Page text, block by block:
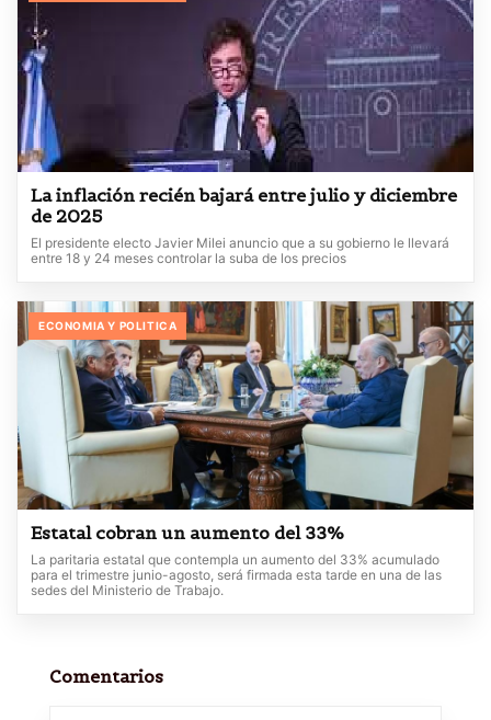
La inflación recién bajará entre julio y diciembre
de 2025
El presidente electo Javier Milei anuncio que a su gobierno le llevará
entre 18 y 24 meses controlar la suba de los precios
ECONOMIA Y POLITICA
Estatal cobran un aumento del 33%
La paritaria estatal que contempla un aumento del 33% acumulado
para el trimestre junio-agosto, será firmada esta tarde en una de las
sedes del Ministerio de Trabajo.
Comentarios